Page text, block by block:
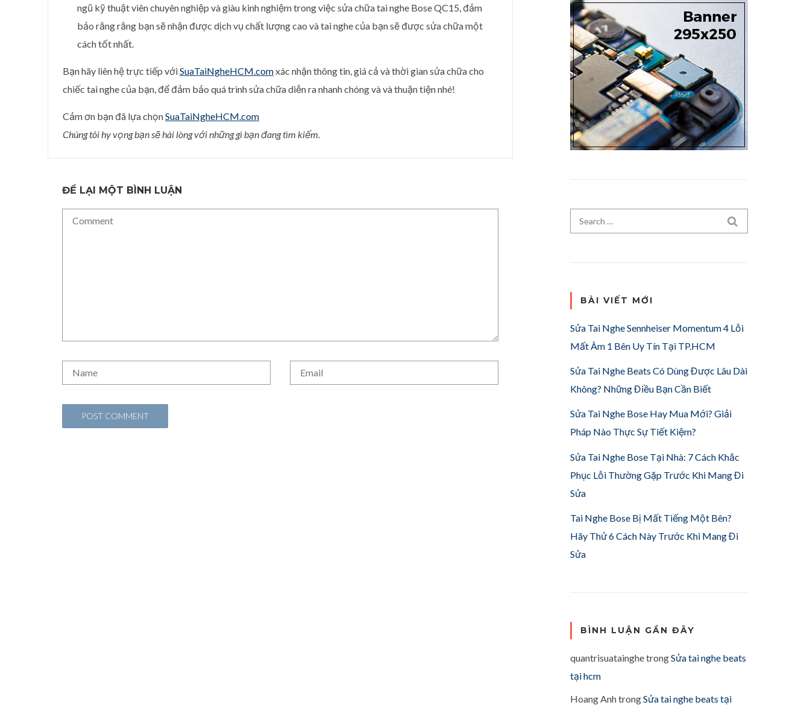
ngũ kỹ thuật viên chuyên nghiệp và giàu kinh nghiệm trong việc sửa chữa tai nghe Bose QC15, đảm
bảo rằng rằng bạn sẽ nhận được dịch vụ chất lượng cao và tai nghe của bạn sẽ được sửa chữa một
cách tốt nhất.
Bạn hãy liên hệ trực tiếp vớiSuaTaiNgheHCM.comxác nhận thông tin, giá cả và thời gian sửa chữa cho
chiếc tai nghe của bạn, để đảm bảo quá trình sửa chữa diễn ra nhanh chóng và và thuận tiện nhé!
Cảm ơn bạn đã lựa chọnSuaTaiNgheHCM.com
Chúng tôi hy vọng bạn sẽ hài lòng với những gì bạn đang tìm kiếm.
ĐỂ LẠI MỘT BÌNH LUẬN
Search for:
BÀI VIẾT MỚI
Sửa Tai Nghe Sennheiser Momentum 4 Lỗi
Mất Âm 1 Bên Uy Tín Tại TP.HCM
Sửa Tai Nghe Beats Có Dùng Được Lâu Dài
Không? Những Điều Bạn Cần Biết
Sửa Tai Nghe Bose Hay Mua Mới? Giải
Pháp Nào Thực Sự Tiết Kiệm?
Sửa Tai Nghe Bose Tại Nhà: 7 Cách Khắc
Phục Lỗi Thường Gặp Trước Khi Mang Đi
Sửa
Tai Nghe Bose Bị Mất Tiếng Một Bên?
Hãy Thử 6 Cách Này Trước Khi Mang Đi
Sửa
BÌNH LUẬN GẦN ĐÂY
quantrisuatainghetrongSửa tai nghe beats
tại hcm
Hoang AnhtrongSửa tai nghe beats tại